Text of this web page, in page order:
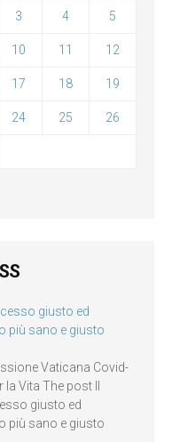
3 4 5
10 11 12
17 18 19
24 25 26
giusto ed
più sano e giusto
Vaticana Covid-
Vita The post Il
giusto ed
più sano e giusto